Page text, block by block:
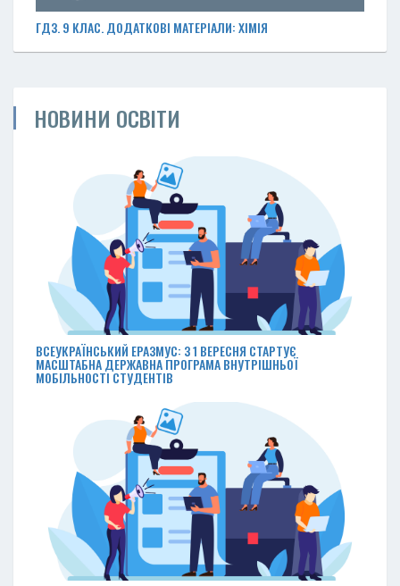
ГДЗ. 9 КЛАС. ДОДАТКОВІ МАТЕРІАЛИ: ХІМІЯ
НОВИНИ ОСВІТИ
ВСЕУКРАЇНСЬКИЙ ЕРАЗМУС: З 1 ВЕРЕСНЯ СТАРТУЄ
МАСШТАБНА ДЕРЖАВНА ПРОГРАМА ВНУТРІШНЬОЇ
МОБІЛЬНОСТІ СТУДЕНТІВ